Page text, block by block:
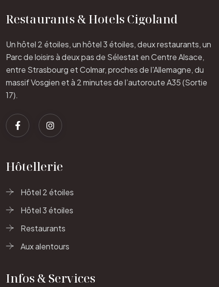
Restaurants & Hotels Cigoland
Un hôtel 2 étoiles, un hôtel 3 étoiles, deux restaurants, un
Parc de loisirs à deux pas de Sélestat en Centre Alsace,
entre Strasbourg et Colmar, proches de l'Allemagne, du
massif Vosgien et à 2 minutes de l’autoroute A35 (Sortie
17).
Hôtellerie
Hôtel 2 étoiles
Hôtel 3 étoiles
Restaurants
Aux alentours
Infos & Services